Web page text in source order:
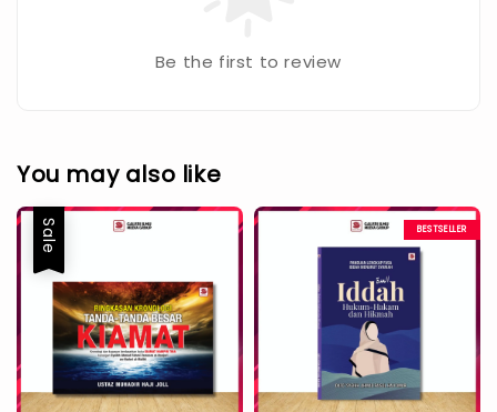
Be the first to review
You may also like
Sale BESTSELLER